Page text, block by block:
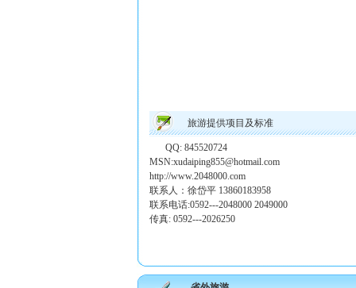
旅游提供项目及标准
QQ: 845520724
MSN:xudaiping855@hotmail.com
http://www.2048000.com
联系人：徐岱平 13860183958
联系电话:0592---2048000 2049000
传真: 0592---2026250